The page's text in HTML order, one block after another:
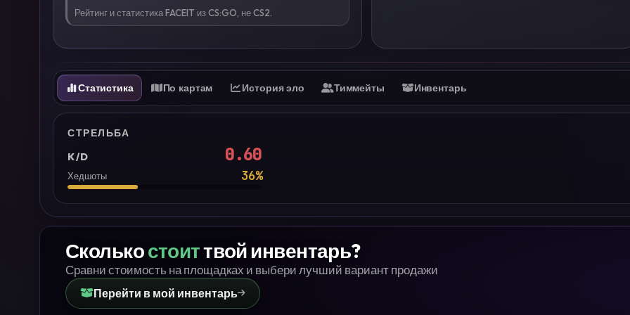
Рейтинг и статистика FACEIT из CS:GO, не CS2.
Статистика По картам История эло Тиммейты Инвентарь
СТРЕЛЬБА
K/D
0.60
Хедшоты 36%
Сколькостоиттвой инвентарь?
Сравни стоимость на площадках и выбери лучший вариант продажи
Перейти в мой инвентарь